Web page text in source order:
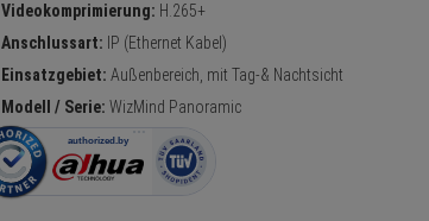
Videokomprimierung: H.265+
Anschlussart: IP (Ethernet Kabel)
Einsatzgebiet: Außenbereich, mit Tag-& Nachtsicht
Modell / Serie: WizMind Panoramic